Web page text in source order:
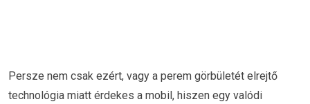
Persze nem csak ezért, vagy a perem görbületét elrejtő
technológia miatt érdekes a mobil, hiszen egy valódi